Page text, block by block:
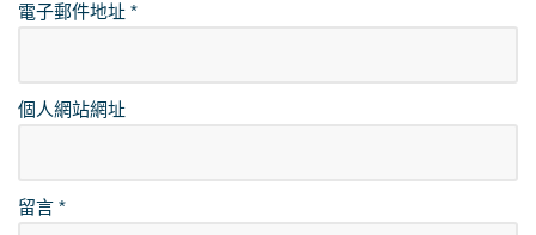
電子郵件地址 *
個人網站網址
留言 *